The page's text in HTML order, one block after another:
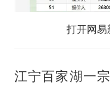
打开网易
江宁百家湖一